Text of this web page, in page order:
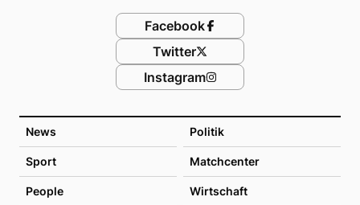
News Politik
Sport Matchcenter
People Wirtschaft
Facebook
Twitter
Instagram